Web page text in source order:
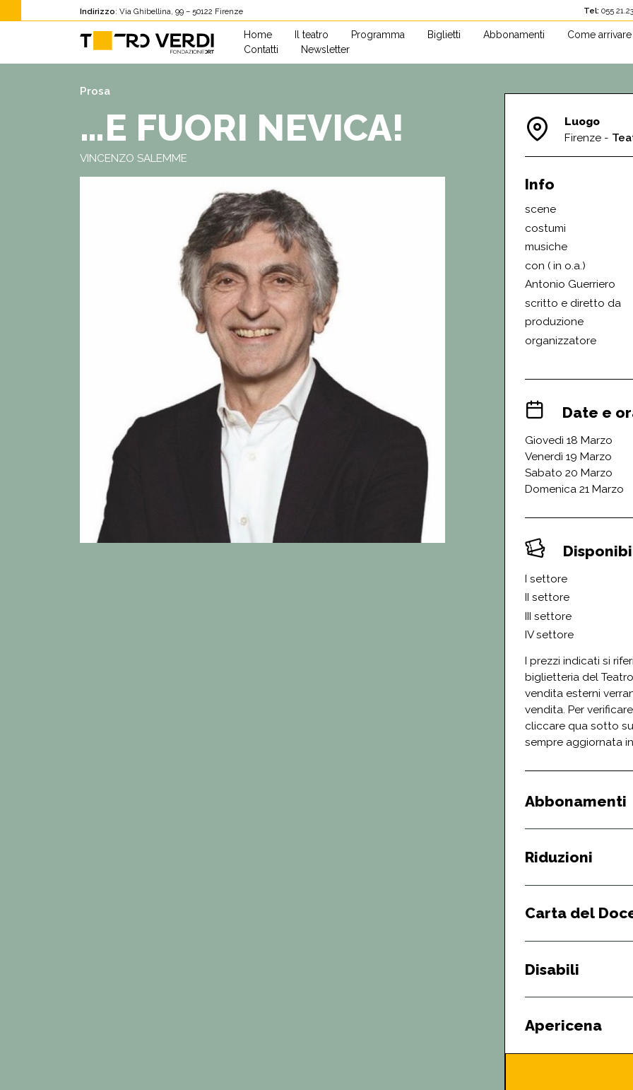
Indirizzo: Via Ghibellina, 99 – 50122 Firenze Tel: 055
Home Il teatro Programma Biglietti Abbonamenti
Come arrivare
Contatti
Newsletter
Prosa
…E FUORI NEVICA!
VINCENZO SALEMME
Luogo
Firenze -
Info
scene
costumi
musiche
con ( in o.a.)
Antonio Guerriero
scritto e diretto da
produzione
organizzatore
Date e
Giovedì 18 Marzo
Venerdì 19 Marzo
Sabato 20 Marzo
Domenica 21 Marzo
I settore
II settore
III settore
IV settore
I prezzi indicati si
biglietteria del
vendita esterni
vendita. Per
cliccare qua sotto
sempre aggiornata
Abbonamenti
Riduzioni
Carta del
Disabili
Apericena